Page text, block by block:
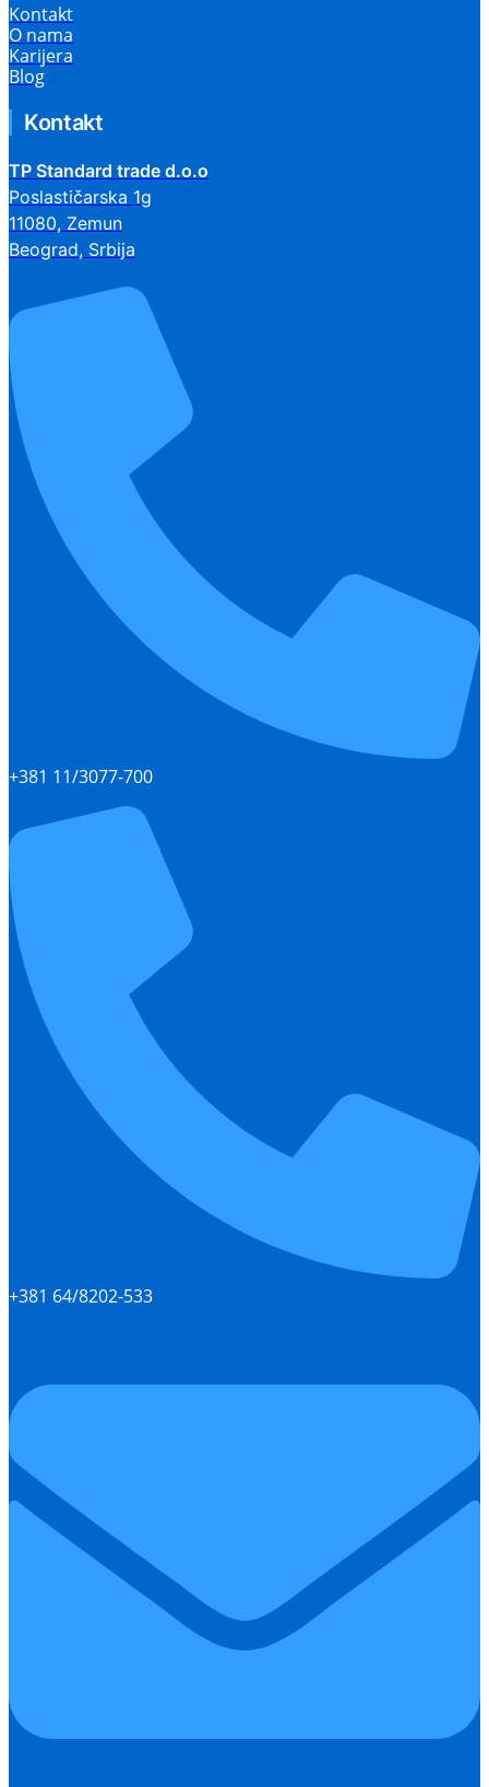
Kontakt
O nama
Karijera
Blog
Kontakt
TP Standard trade d.o.o
Poslastičarska 1g
11080, Zemun
Beograd, Srbija
+381 11/3077-700
+381 64/8202-533